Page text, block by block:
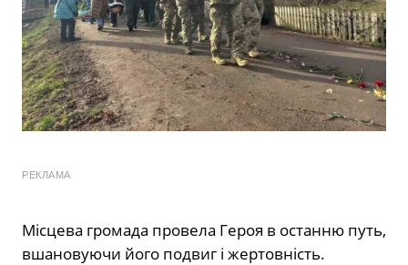
РЕКЛАМА
Місцева громада провела Героя в останню путь,
вшановуючи його подвиг і жертовність.